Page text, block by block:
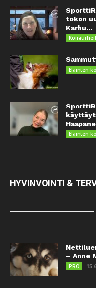
tokon
Karhu...
Eläinten
Eläinten
HYVINVOINTI &
– Anne
PRO